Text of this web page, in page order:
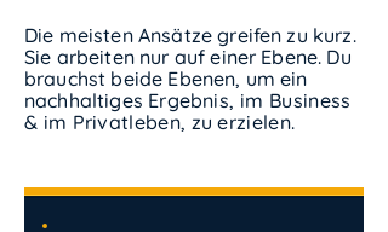
Die meisten Ansätze greifen zu kurz.
Sie arbeiten nur auf einer Ebene. Du
brauchst beide Ebenen, um ein
nachhaltiges Ergebnis, im Business
& im Privatleben, zu erzielen.